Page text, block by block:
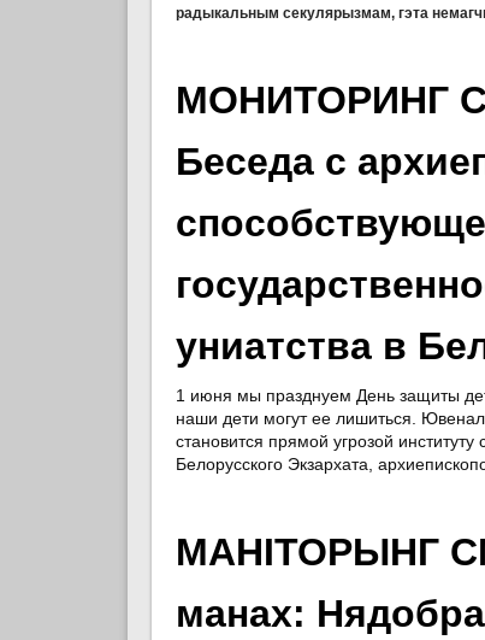
радыкальным секулярызмам, гэта
МОНИТОРИНГ
Беседа с
униатства в
1 июня мы празднуем День защиты
наши дети могут ее лишиться.
становится прямой угрозой
Белорусского Экзархата,
МАНІТОРЫНГ
манах: